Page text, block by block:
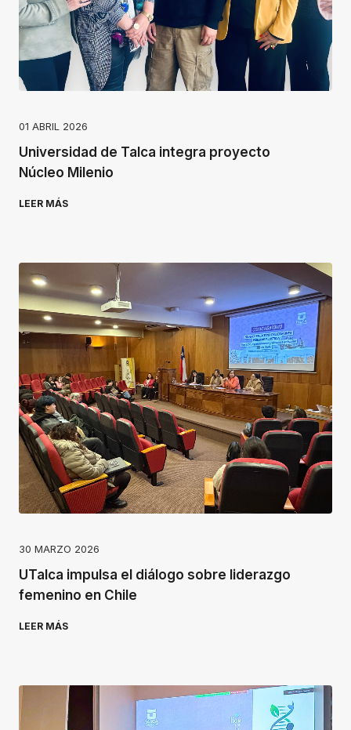
01 ABRIL 2026
Universidad de Talca integra proyecto
Núcleo Milenio
LEER MÁS
30 MARZO 2026
UTalca impulsa el diálogo sobre liderazgo
femenino en Chile
LEER MÁS